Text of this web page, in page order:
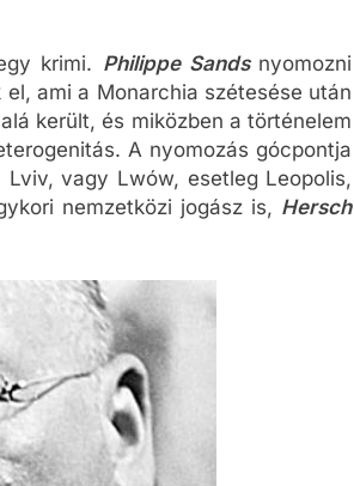
krimi. Philippe Sands nyomozni
ami a Monarchia szétesése után
került, és miközben a történelem
A nyomozás gócpontja
vagy Lwów, esetleg Leopolis,
nemzetközi jogász is, Hersch